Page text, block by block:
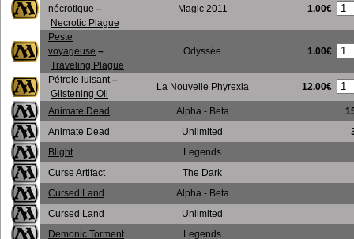
nécrotique –
Necrotic Plague
Magic 2011 1.00€
Peste
voyageuse –
Traveling Plague
Odyssée 1.00€
Pétrole luisant –
Glistening Oil
La Nouvelle Phyrexia 12.00€
Animate Dead Alpha - Beta
Animate Dead Unlimited
Blight Legends
Curse Artifact The Dark
Cursed Land Alpha - Beta
Cursed Land Unlimited
Demonic Torment Legends